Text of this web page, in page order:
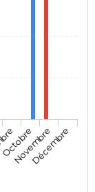
Octobre
Novembre
Décembre